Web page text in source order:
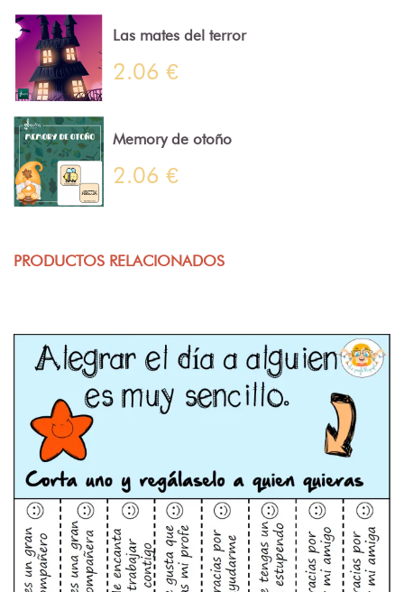
Las mates del terror
2.06 €
Memory de otoño
2.06 €
PRODUCTOS RELACIONADOS